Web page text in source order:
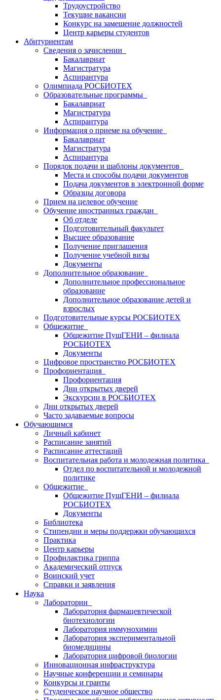
Трудоустройство
Текущие вакансии
Конкурс на замещение должностей
Центр карьеры студентов
Абитуриентам
Сведения о зачислении
Бакалавриат
Магистратура
Аспирантура
Олимпиада РОСБИОТЕХ
Образовательные программы
Бакалавриат
Магистратура
Аспирантура
Информация о приеме на обучение
Бакалавриат
Магистратура
Аспирантура
Порядок подачи и шаблоны документов
Места и способы подачи документов
Подача документов в электронной форме
Образцы договора
Прием на целевое обучение
Обучение иностранных граждан
Об отделе
Подготовительный факультет
Высшее образование
Получение приглашения
Получение учебной визы
Документы
Дополнительное образование
Дополнительное профессиональное
образование
Дополнительное образование детей и
взрослых
Подготовительные курсы РОСБИОТЕХ
Общежитие
Общежитие ПущГЕНИ – филиала
РОСБИОТЕХ
Документы
Цифровое пространство РОСБИОТЕХ
Профориентация
Профориентация
Дни открытых дверей
Экскурсии в РОСБИОТЕХ
Дни открытых дверей
Часто задаваемые вопросы
Обучающимся
Личный кабинет
Расписание занятий
Расписание аттестаций
Воспитательная работа и молодежная политика
Отдел по воспитательной и молодежной
политике
Общежитие
Общежитие ПущГЕНИ – филиала
РОСБИОТЕХ
Документы
Библиотека
Стипендии и меры поддержки обучающихся
Практика
Центр карьеры
Профилактика гриппа
Академический отпуск
Воинский учет
Справки и заявления
Наука
Лаборатории
Лаборатория фармацевтической
биотехнологии
Лаборатория иммунохимии
Лаборатория экспериментальной
биомедицины
Лаборатория цифровой биологии
Инновационная инфраструктура
Научные конференции и семинары
Конкурсы и гранты
Студенческое научное общество